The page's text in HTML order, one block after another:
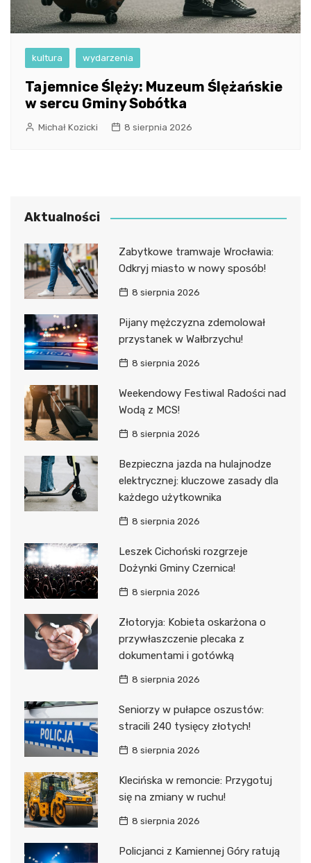
kultura wydarzenia
Tajemnice Ślęży: Muzeum Ślężańskie
w sercu Gminy Sobótka
Michał Kozicki 8 sierpnia 2026
Aktualności
Zabytkowe tramwaje Wrocławia:
Odkryj miasto w nowy sposób!
8 sierpnia 2026
Pijany mężczyzna zdemolował
przystanek w Wałbrzychu!
8 sierpnia 2026
Weekendowy Festiwal Radości nad
Wodą z MCS!
8 sierpnia 2026
Bezpieczna jazda na hulajnodze
elektrycznej: kluczowe zasady dla
każdego użytkownika
8 sierpnia 2026
Leszek Cichoński rozgrzeje
Dożynki Gminy Czernica!
8 sierpnia 2026
Złotoryja: Kobieta oskarżona o
przywłaszczenie plecaka z
dokumentami i gotówką
8 sierpnia 2026
Seniorzy w pułapce oszustów:
stracili 240 tysięcy złotych!
8 sierpnia 2026
Klecińska w remoncie: Przygotuj
się na zmiany w ruchu!
8 sierpnia 2026
Policjanci z Kamiennej Góry ratują